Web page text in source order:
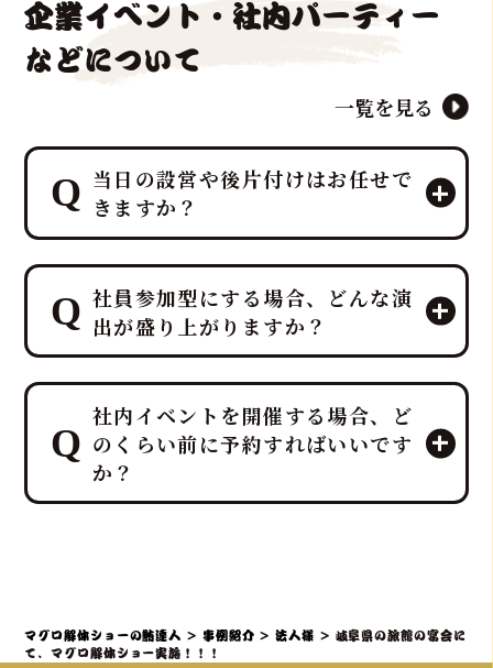
企業イベント・社内パーティー
などについて
一覧を見る
当日の設営や後片付けはお任せで
きますか？
はい、すべて「鮪達人」にお任せくだ
さい！ 幹事様や会場スタッフ様のお手
間は最小限に抑え、イベントに集中し
ていただける万全のサポート体制で臨
みます。
ホテルレベルのおもてなしをコンセプ
トにしており、企画・演出だけでな
く、設営から撤収まで全てを対応させ
ていただきます。
社員参加型にする場合、どんな演
出が盛り上がりますか？
プロのMCと、効果的なBGM・音響で
一体感のあるエンタメショーとなり、
大迫力の40キロ以上の「マグロ解体シ
ョー」や新鮮な部位の「最高の食体
験」レポートなどを通じて、会場の話
社内イベントを開催する場合、ど
のくらい前に予約すればいいです
か？
特に、大規模なイベントや、忘年会・
マグロ解体ショーの鮪達人 > 事例紹介 >法人様 > 岐阜県の旅館の宴会に
て、マグロ解体ショー実施！！！